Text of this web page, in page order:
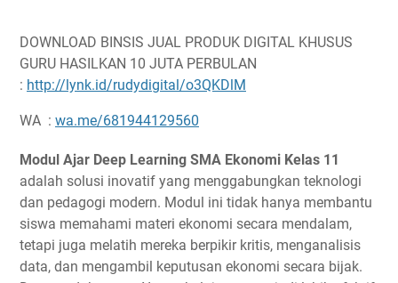
DOWNLOAD BINSIS JUAL PRODUK DIGITAL KHUSUS
GURU HASILKAN 10 JUTA PERBULAN
: http://lynk.id/rudydigital/o3QKDlM
WA : wa.me/681944129560
Modul Ajar Deep Learning SMA Ekonomi Kelas 11
adalah solusi inovatif yang menggabungkan teknologi
dan pedagogi modern. Modul ini tidak hanya membantu
siswa memahami materi ekonomi secara mendalam,
tetapi juga melatih mereka berpikir kritis, menganalisis
data, dan mengambil keputusan ekonomi secara bijak.